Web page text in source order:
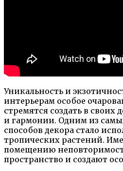
Уникальность и
интерьерам особое
стремятся создать в своих
и гармонии. Одним из
способов декора стало
тропических растений.
помещению
пространство и создают